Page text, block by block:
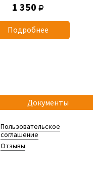
1 350
Подробнее
Документы
Пользовательское
соглашение
Отзывы